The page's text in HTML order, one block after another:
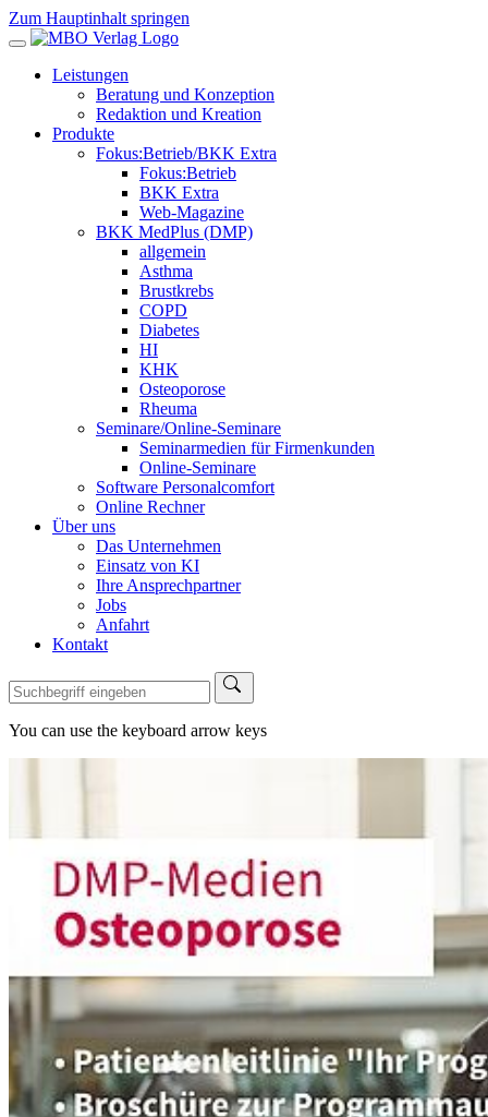
Zum Hauptinhalt springen
Leistungen
Beratung und Konzeption
Redaktion und Kreation
Produkte
Fokus:Betrieb/BKK Extra
Fokus:Betrieb
BKK Extra
Web-Magazine
BKK MedPlus (DMP)
allgemein
Asthma
Brustkrebs
COPD
Diabetes
HI
KHK
Osteoporose
Rheuma
Seminare/Online-Seminare
Seminarmedien für Firmenkunden
Online-Seminare
Software Personalcomfort
Online Rechner
Über uns
Das Unternehmen
Einsatz von KI
Ihre Ansprechpartner
Jobs
Anfahrt
Kontakt
You can use the keyboard arrow keys